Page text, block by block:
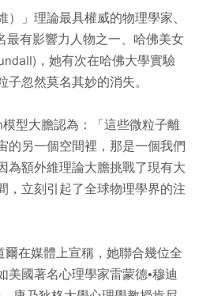
」理論最具權威的物理學家、
最有影響力人物之一、哈佛美女
，她有次在哈佛大學實驗
忽然莫名其妙的消失。
型大膽認為：「這些微粒子離
的另一個空間裡，那是一個我們
為額外維理論大膽挑戰了現有大
，立刻引起了全球物理學界的注
在媒體上宣稱，她聯合幾位全
美國著名心理學家雷蒙德•穆迪